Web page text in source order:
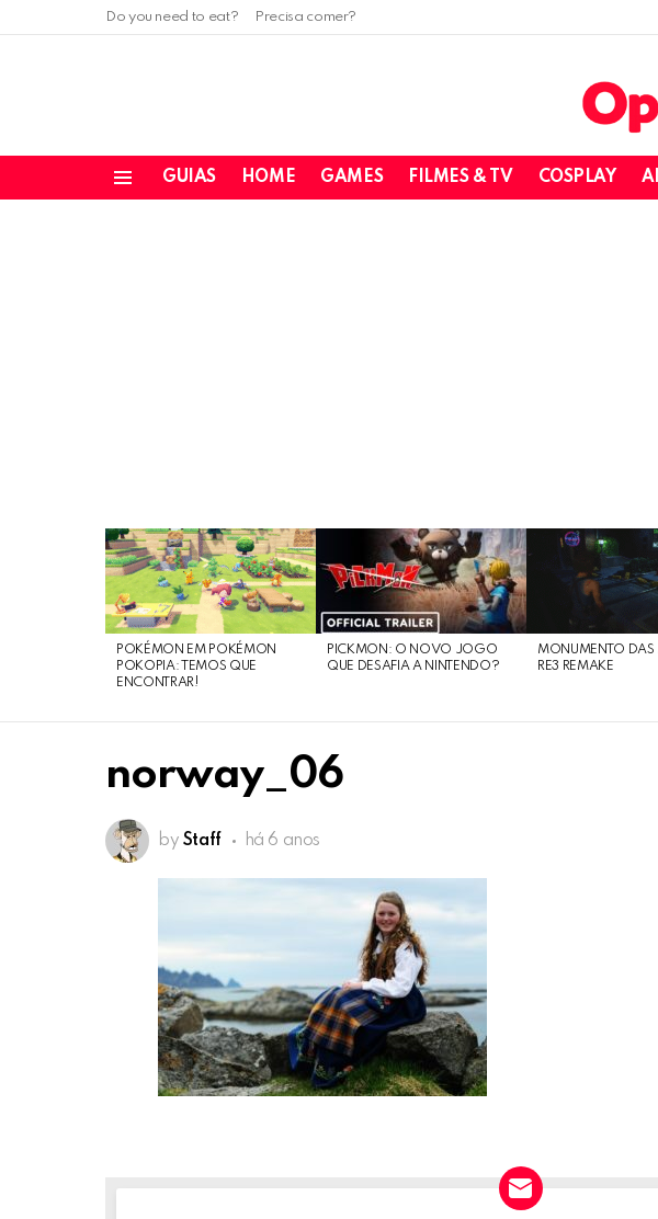
Do you need to eat? Precisa comer?
GUIAS HOME GAMES FILMES & TV COSPLAY
LATEST
STORIES
POKÉMON EM POKÉMON
POKOPIA: TEMOS QUE
ENCONTRAR!
PICKMON: O NOVO JOGO
QUE DESAFIA A NINTENDO?
MONUMENTO DAS
RE3 REMAKE
norway_06
by Staff há 6 anos